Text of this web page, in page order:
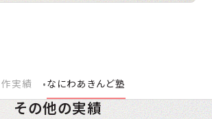
実績 なにわあきんど塾
その他の実績